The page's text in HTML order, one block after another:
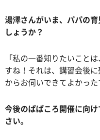
湯澤さんがいま、パパの
しょうか？
「私の一番知りたいこと
すね！それは、講習会後
からお伺いできてよかった
今後のぱぱころ開催に向
さい。